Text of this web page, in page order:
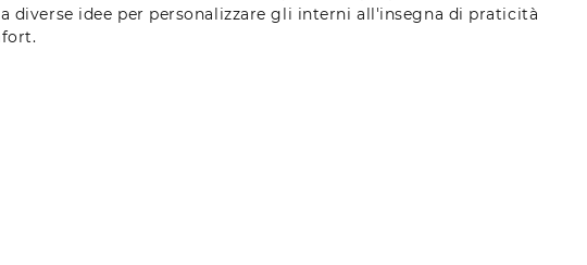
idee per personalizzare gli interni all'insegna di praticità